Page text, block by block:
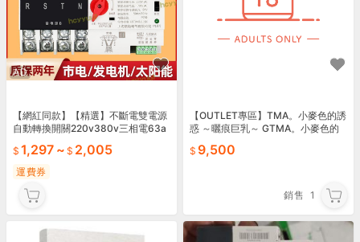
AD
【網紅同款】【精選】不斷電雙電源
自動轉換開關220v380v三相電63a
1,297 ~ 2,005
運費券
【OUTLET專區】TMA。小麥色的誘
惑 ～曬痕巨乳～ GTMA。小麥色的
慰套9,500
銷售 1